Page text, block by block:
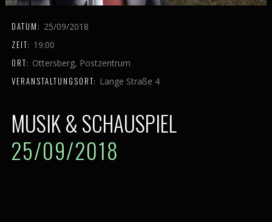
DATUM: 25/09/2018
ZEIT: 19:00
ORT: Ottersberg, Postzentrum
VERANSTALTUNGSORT: Lange Straße 4
MUSIK & SCHAUSPIEL
25/09/2018